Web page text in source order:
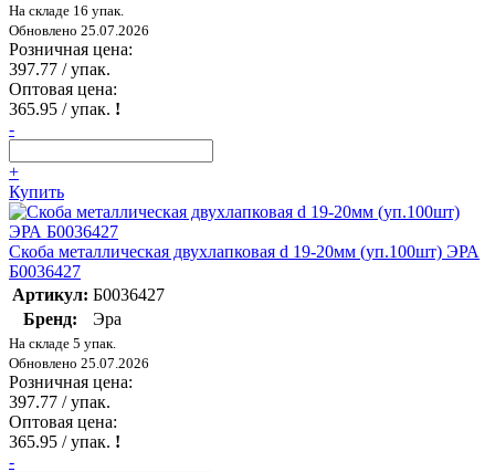
На складе 16 упак.
Обновлено 25.07.2026
Розничная цена:
397.77 / упак.
Оптовая цена:
365.95 / упак. !
-
+
Купить
Скоба металлическая двухлапковая d 19-20мм (уп.100шт) ЭРА
Б0036427
Артикул: Б0036427
Бренд:
Эра
На складе 5 упак.
Обновлено 25.07.2026
Розничная цена:
397.77 / упак.
Оптовая цена:
365.95 / упак. !
-